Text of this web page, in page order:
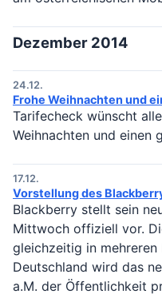
Dezember 2014
24.12.
Frohe Weihnachten und
Tarifecheck wünscht
Weihnachten und einen
17.12.
Vorstellung des
Blackberry stellt sein
Mittwoch offiziell vor.
gleichzeitig in
Deutschland wird das
a.M. der Öffentlichkeit